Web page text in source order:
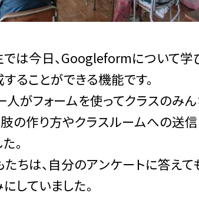
は今日、Googleformについて学
ることができる機能です。
がフォームを使ってクラスのみ
肢の作り方やクラスルームへの送
。
ちは、自分のアンケートに答えて
していました。